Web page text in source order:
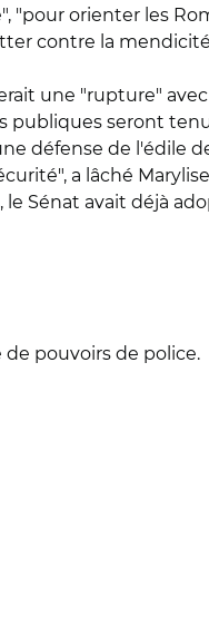
orienter les
contre la
une "rupture"
publiques seront
défense de l'édile
a lâché
Sénat avait déjà
pouvoirs de police.